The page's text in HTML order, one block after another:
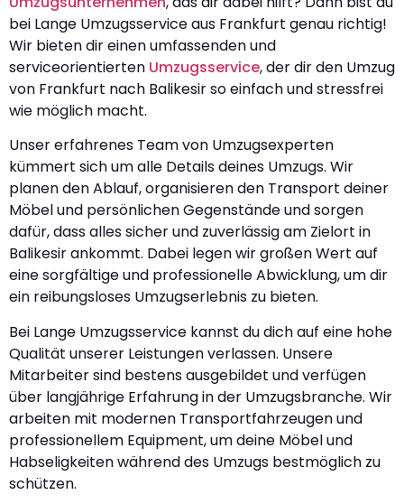
bei Lange Umzugsservice aus Frankfurt genau richtig!
Wir bieten dir einen umfassenden und
serviceorientierten Umzugsservice, der dir den Umzug
von Frankfurt nach Balikesir so einfach und stressfrei
wie möglich macht.
Unser erfahrenes Team von Umzugsexperten
kümmert sich um alle Details deines Umzugs. Wir
planen den Ablauf, organisieren den Transport deiner
Möbel und persönlichen Gegenstände und sorgen
dafür, dass alles sicher und zuverlässig am Zielort in
Balikesir ankommt. Dabei legen wir großen Wert auf
eine sorgfältige und professionelle Abwicklung, um dir
ein reibungsloses Umzugserlebnis zu bieten.
Bei Lange Umzugsservice kannst du dich auf eine hohe
Qualität unserer Leistungen verlassen. Unsere
Mitarbeiter sind bestens ausgebildet und verfügen
über langjährige Erfahrung in der Umzugsbranche. Wir
arbeiten mit modernen Transportfahrzeugen und
professionellem Equipment, um deine Möbel und
Habseligkeiten während des Umzugs bestmöglich zu
schützen.